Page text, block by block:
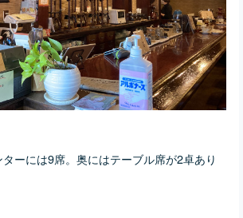
ーには9席。奥にはテーブル席が2卓あり